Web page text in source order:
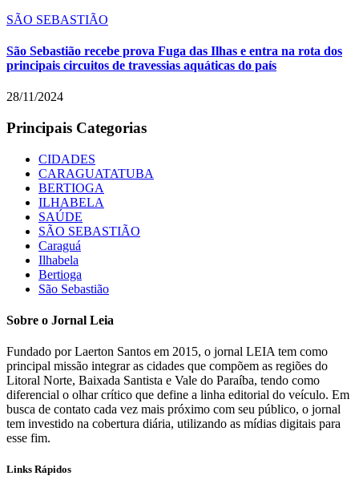
SÃO SEBASTIÃO
São Sebastião recebe prova Fuga das Ilhas e entra na rota dos
principais circuitos de travessias aquáticas do país
28/11/2024
Principais Categorias
CIDADES
CARAGUATATUBA
BERTIOGA
ILHABELA
SAÚDE
SÃO SEBASTIÃO
Caraguá
Ilhabela
Bertioga
São Sebastião
Sobre o Jornal Leia
Fundado por Laerton Santos em 2015, o jornal LEIA tem como
principal missão integrar as cidades que compõem as regiões do
Litoral Norte, Baixada Santista e Vale do Paraíba, tendo como
diferencial o olhar crítico que define a linha editorial do veículo. Em
busca de contato cada vez mais próximo com seu público, o jornal
tem investido na cobertura diária, utilizando as mídias digitais para
esse fim.
Links Rápidos